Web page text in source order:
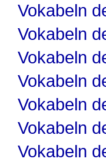
Vokabeln
Vokabeln
Vokabeln
Vokabeln
Vokabeln
Vokabeln
Vokabeln